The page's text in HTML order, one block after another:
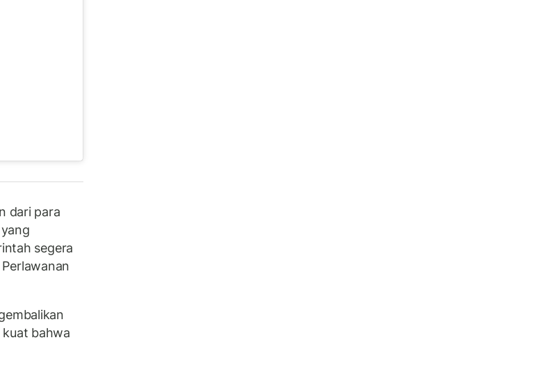
dari para
segera
bahwa